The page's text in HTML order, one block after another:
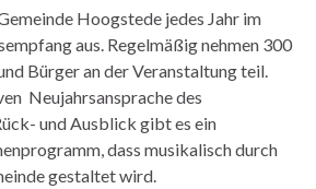
Hoogstede jedes Jahr im
aus. Regelmäßig nehmen 300
Bürger an der Veranstaltung teil.
Neujahrsansprache des
und Ausblick gibt es ein
dass musikalisch durch
gestaltet wird.